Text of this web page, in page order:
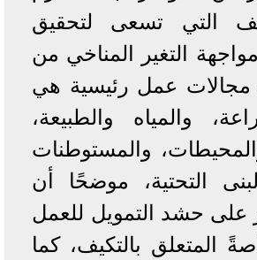
التي تسعى لتحقيق
التغير المناخي من
عمل رئيسية هي
والمياه والطبيعة،
والمستوطنات
التحتية، موضحًا أن
على حشد التمويل للعمل
المتعلق بالتكيف، كما